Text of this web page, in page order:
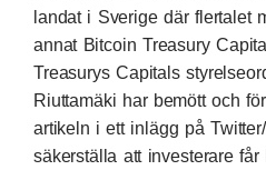
landat i Sverigedär flertalet
annat Bitcoin Treasury Capital
Treasurys Capitals
Riuttamäki har bemött och
artikeln i ett inlägg på
säkerställa att investerare